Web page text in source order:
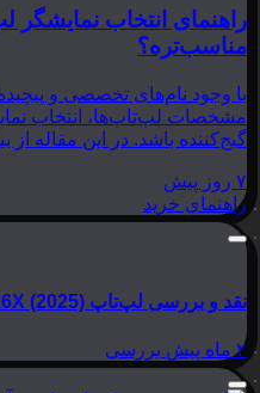
راهنمای انتخاب نمایشگر
مناسب‌تره؟
مشخصات لپ‌تاپ‌ها، انتخاب
گیج‌کننده باشد. در این مقاله از
۷ روز پیش
راهنمای خرید
نقد و بررسی لپ‌تاپ Alienware Aurora 16X (2025)
۲ ماه پیش بررسی